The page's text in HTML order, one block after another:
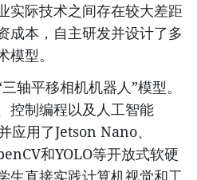
实际技术之间存在较大差距
成本，自主研发并设计了多
型。
轴平移相机机器人”模型。
控制编程以及人工智能
应用了Jetson Nano、
和YOLO等开放式软硬
生直接实践计算机视觉和工